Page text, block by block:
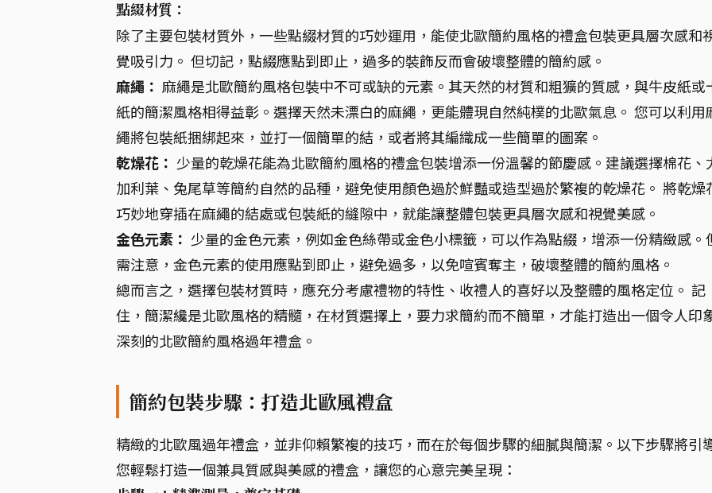
點綴材質：
除了主要包裝材質外，一些點綴材質的巧妙運用，能使北歐簡約風格的禮盒包裝更具層次感和
覺吸引力。 但切記，點綴應點到即止，過多的裝飾反而會破壞整體的簡約感。
麻繩： 麻繩是北歐簡約風格包裝中不可或缺的元素。其天然的材質和粗獷的質感，與牛皮紙或
紙的簡潔風格相得益彰。選擇天然未漂白的麻繩，更能體現自然純樸的北歐氣息。 您可以利用
繩將包裝紙捆綁起來，並打一個簡單的結，或者將其編織成一些簡單的圖案。
乾燥花： 少量的乾燥花能為北歐簡約風格的禮盒包裝增添一份溫馨的節慶感。建議選擇棉花、
加利葉、兔尾草等簡約自然的品種，避免使用顏色過於鮮豔或造型過於繁複的乾燥花。 將乾燥
巧妙地穿插在麻繩的結處或包裝紙的縫隙中，就能讓整體包裝更具層次感和視覺美感。
金色元素： 少量的金色元素，例如金色絲帶或金色小標籤，可以作為點綴，增添一份精緻感。
需注意，金色元素的使用應點到即止，避免過多，以免喧賓奪主，破壞整體的簡約風格。
總而言之，選擇包裝材質時，應充分考慮禮物的特性、收禮人的喜好以及整體的風格定位。 記
住，簡潔纔是北歐風格的精髓，在材質選擇上，要力求簡約而不簡單，才能打造出一個令人印
深刻的北歐簡約風格過年禮盒。
簡約包裝步驟：打造北歐風禮盒
精緻的北歐風過年禮盒，並非仰賴繁複的技巧，而在於每個步驟的細膩與簡潔。以下步驟將引
您輕鬆打造一個兼具質感與美感的禮盒，讓您的心意完美呈現：